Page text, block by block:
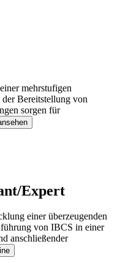
mehrstufigen
Bereitstellung von
sorgen für
Expert
einer überzeugenden
von IBCS in einer
anschließender